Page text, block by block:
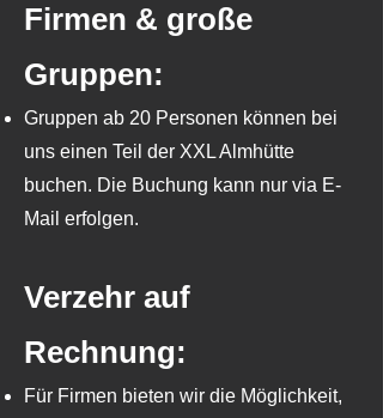
Firmen & große
Gruppen:
Gruppen ab 20 Personen können bei
uns einen Teil der XXL Almhütte
buchen. Die Buchung kann nur via E-
Mail erfolgen.
Verzehr auf
Rechnung:
Für Firmen bieten wir die Möglichkeit,